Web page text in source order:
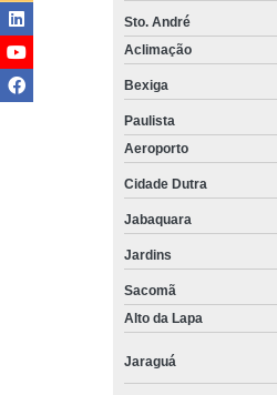
Sto. André
Aclimação
Bexiga
Paulista
Aeroporto
Cidade Dutra
Jabaquara
Jardins
Sacomã
Alto da Lapa
Jaraguá